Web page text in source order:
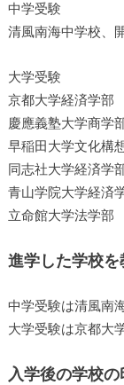
中学受験
清風南海中学校、
大学受験
京都大学経済学部
慶應義塾大学商学
早稲田大学文化構
同志社大学経済学
青山学院大学経済
立命館大学法学部
進学した学校
中学受験は清風南
大学受験は京都大
入学後の学校